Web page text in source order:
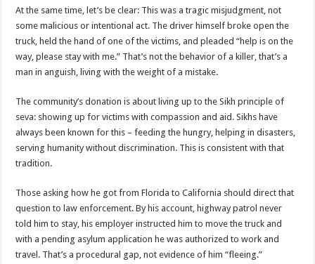
At the same time, let’s be clear: This was a tragic misjudgment, not
some malicious or intentional act. The driver himself broke open the
truck, held the hand of one of the victims, and pleaded “help is on the
way, please stay with me.” That’s not the behavior of a killer, that’s a
man in anguish, living with the weight of a mistake.
The community’s donation is about living up to the Sikh principle of
seva: showing up for victims with compassion and aid. Sikhs have
always been known for this – feeding the hungry, helping in disasters,
serving humanity without discrimination. This is consistent with that
tradition.
Those asking how he got from Florida to California should direct that
question to law enforcement. By his account, highway patrol never
told him to stay, his employer instructed him to move the truck and
with a pending asylum application he was authorized to work and
travel. That’s a procedural gap, not evidence of him “fleeing.”